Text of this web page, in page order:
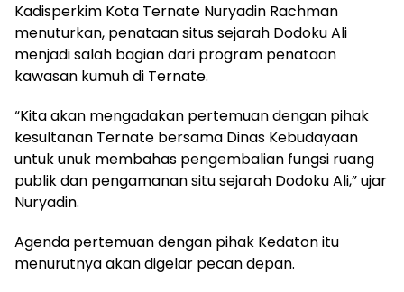
Kadisperkim Kota Ternate Nuryadin Rachman
menuturkan, penataan situs sejarah Dodoku Ali
menjadi salah bagian dari program penataan
kawasan kumuh di Ternate.
“Kita akan mengadakan pertemuan dengan pihak
kesultanan Ternate bersama Dinas Kebudayaan
untuk unuk membahas pengembalian fungsi ruang
publik dan pengamanan situ sejarah Dodoku Ali,” ujar
Nuryadin.
Agenda pertemuan dengan pihak Kedaton itu
menurutnya akan digelar pecan depan.